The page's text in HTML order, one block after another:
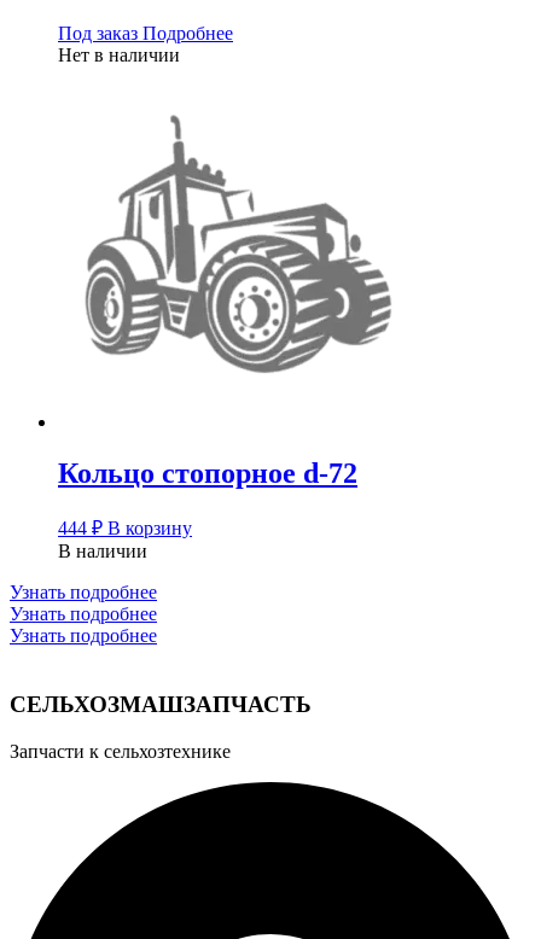
Под заказ Подробнее
Нет в наличии
Кольцо стопорное d-72
444 ₽ В корзину
В наличии
Узнать подробнее
Узнать подробнее
Узнать подробнее
СЕЛЬХОЗМАШЗАПЧАСТЬ
Запчасти к сельхозтехнике